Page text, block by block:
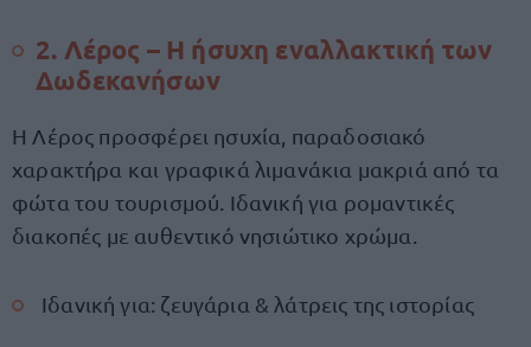
2. Λέρος – Η ήσυχη εναλλακτική των
Δωδεκανήσων
Η Λέρος προσφέρει ησυχία, παραδοσιακό
χαρακτήρα και γραφικά λιμανάκια μακριά από τα
φώτα του τουρισμού. Ιδανική για ρομαντικές
διακοπές με αυθεντικό νησιώτικο χρώμα.
Ιδανική για: ζευγάρια & λάτρεις της ιστορίας